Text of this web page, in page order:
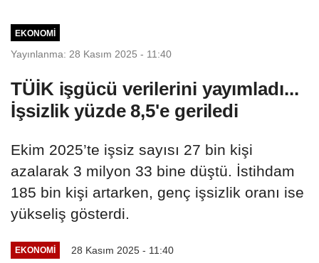
EKONOMI
Yayınlanma: 28 Kasım 2025 - 11:40
TÜİK işgücü verilerini yayımladı...
İşsizlik yüzde 8,5'e geriledi
Ekim 2025’te işsiz sayısı 27 bin kişi
azalarak 3 milyon 33 bine düştü. İstihdam
185 bin kişi artarken, genç işsizlik oranı ise
yükseliş gösterdi.
EKONOMI 28 Kasım 2025 - 11:40